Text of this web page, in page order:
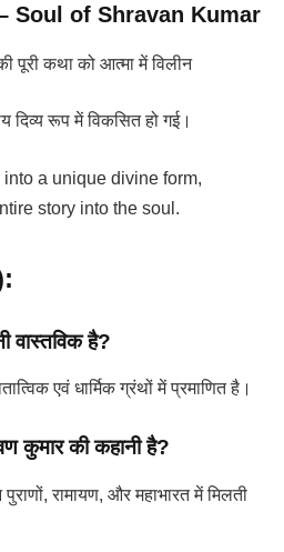
– Soul of Shravan Kumar
पूरी कथा को आत्मा में विलीन
दिव्य रूप में विकसित हो गई।
a unique divine form,
story into the soul.
वास्तविक है?
एवं धार्मिक ग्रंथों में प्रमाणित है।
कुमार की कहानी है?
रामायण, और महाभारत में मिलती